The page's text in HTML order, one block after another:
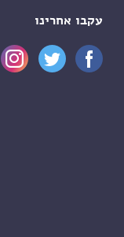
עקבו אחרינו